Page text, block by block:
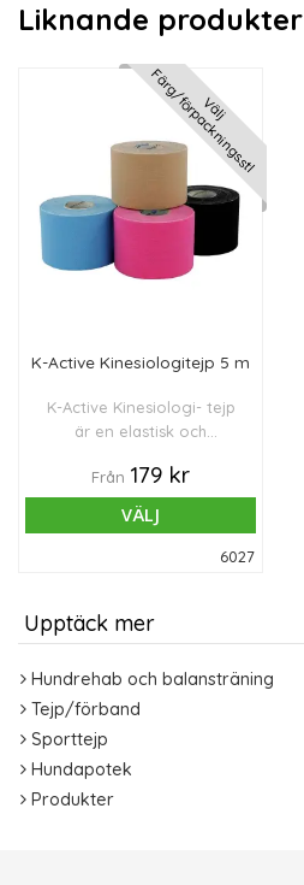
Liknande produkter
Välj
Färg/förpacknings.stl
K-Active Kinesiologitejp 5 m
K-Active Kinesiologi- tejp
är en elastisk och
självhäftande tejp. Mått: 5
cm x 5 m.
Från 179 kr
VÄLJ
6027
Upptäck mer
Hundrehab och balansträning
Tejp/förband
Sporttejp
Hundapotek
Produkter